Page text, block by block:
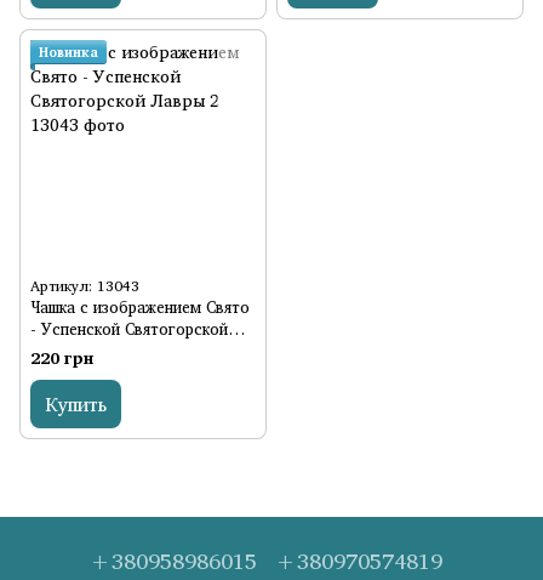
Новинка
Артикул: 13043
Чашка с изображением Свято
- Успенской Святогорской
Лавры 2
220 грн
Купить
+380958986015 +380970574819